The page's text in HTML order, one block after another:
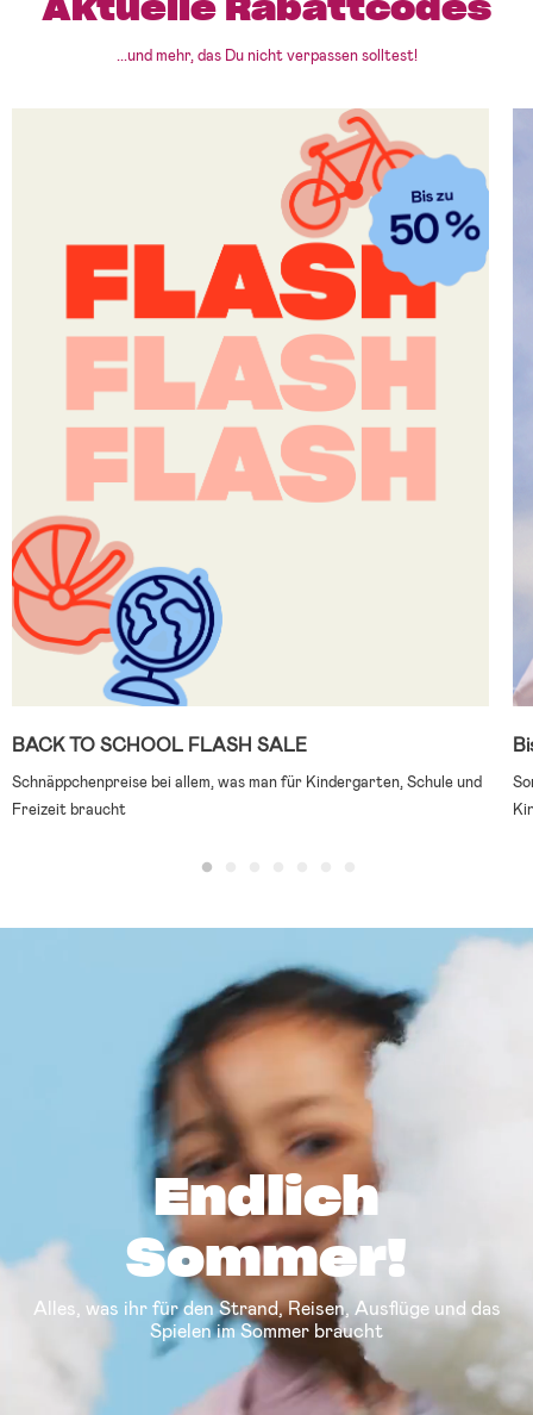
...und mehr, das Du nicht verpassen solltest!
BACK TO SCHOOL FLASH SALE
Schnäppchenpreise bei allem, was man für Kindergarten, Schule und
Freizeit braucht
Endlich
Sommer!
Alles, was ihr für den Strand, Reisen, Ausflüge und das
Spielen im Sommer braucht